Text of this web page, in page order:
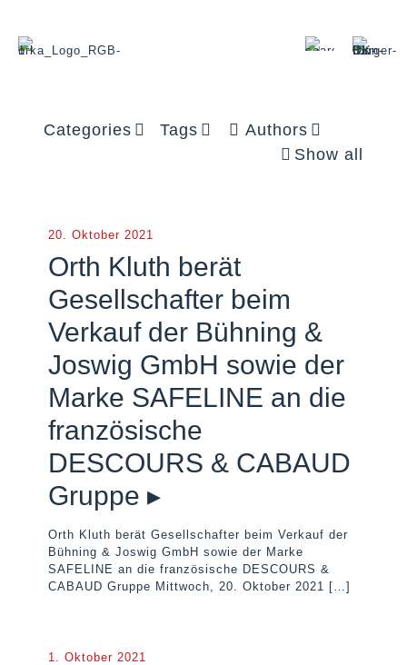
Categories Tags
Authors
Show all
20. Oktober 2021
Orth Kluth berät
Gesellschafter beim
Verkauf der Bühning &
Joswig GmbH sowie der
Marke SAFELINE an die
französische
DESCOURS & CABAUD
Gruppe ▸
Orth Kluth berät Gesellschafter beim Verkauf der
Bühning & Joswig GmbH sowie der Marke
SAFELINE an die französische DESCOURS &
CABAUD Gruppe Mittwoch, 20. Oktober 2021 […]
1. Oktober 2021